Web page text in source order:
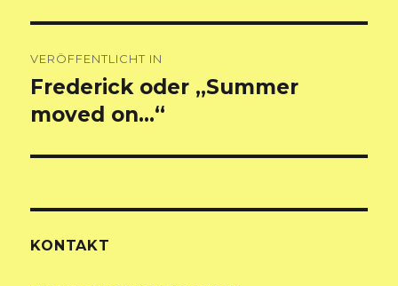
VERÖFFENTLICHT IN
Frederick oder „Summer
moved on…“
KONTAKT